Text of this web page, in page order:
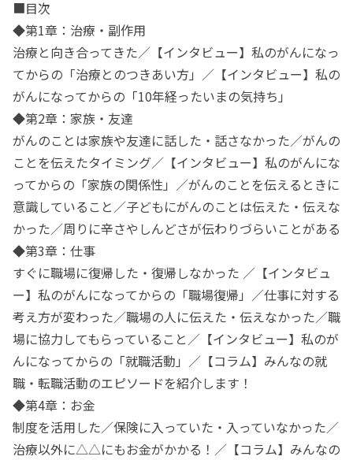
■目次
◆第1章：治療・副作用
治療と向き合ってきた／【インタビュー】私のがんになっ
てからの「治療とのつきあい方」／【インタビュー】私の
がんになってからの「10年経ったいまの気持ち」
◆第2章：家族・友達
がんのことは家族や友達に話した・話さなかった／がんの
ことを伝えたタイミング／【インタビュー】私のがんにな
ってからの「家族の関係性」／がんのことを伝えるときに
意識していること／子どもにがんのことは伝えた・伝えな
かった／周りに辛さやしんどさが伝わりづらいことがある
◆第3章：仕事
すぐに職場に復帰した・復帰しなかった ／【インタビュ
ー】私のがんになってからの「職場復帰」／仕事に対する
考え方が変わった／職場の人に伝えた・伝えなかった／職
場に協力してもらっていること／【インタビュー】私のが
んになってからの「就職活動」／【コラム】みんなの就
職・転職活動のエピソードを紹介します！
◆第4章：お金
制度を活用した／保険に入っていた・入っていなかった／
治療以外に△△にもお金がかかる！／【コラム】みんなの